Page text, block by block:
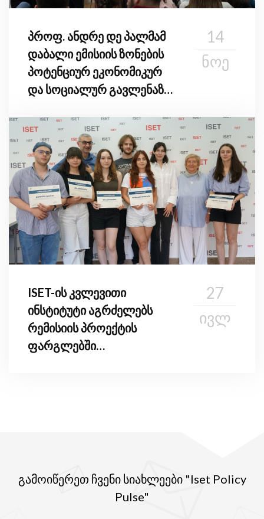
პროფ. ანდრე დე პალმამ
დაბალი ემისიის ზონების
პოტენციურ ეკონომიკურ
და სოციალურ გავლენაზე
14
ᲜᲝᲔ
ISET-ის კვლევითი
ინსტიტუტი აგრძელებს
რემისიის პროექტის
ფარგლებში
27
ᲘᲕᲚ
გამოიწერეთ ჩვენი სიახლეები "Iset Policy
Pulse"